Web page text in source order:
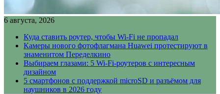
6 августа, 2026
Куда ставить роутер, чтобы Wi-Fi не пропадал
Камеры нового фотофлагмана Huawei протестируют в
знаменитом Переделкино
Выбираем глазами: 5 Wi-Fi-роутеров с интересным
дизайном
5 смартфонов с поддержкой microSD и разъёмом для
наушников в 2026 году